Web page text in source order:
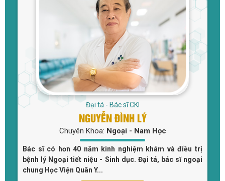
Đại tá - Bác sĩ CKI
NGUYỄN ĐÌNH LÝ
Chuyên Khoa: Ngoại - Nam Học
Bác sĩ có hơn 40 năm kinh nghiệm khám và điều trị
bệnh lý Ngoại tiết niệu - Sinh dục. Đại tá, bác sĩ ngoại
chung Học Viện Quân Y...